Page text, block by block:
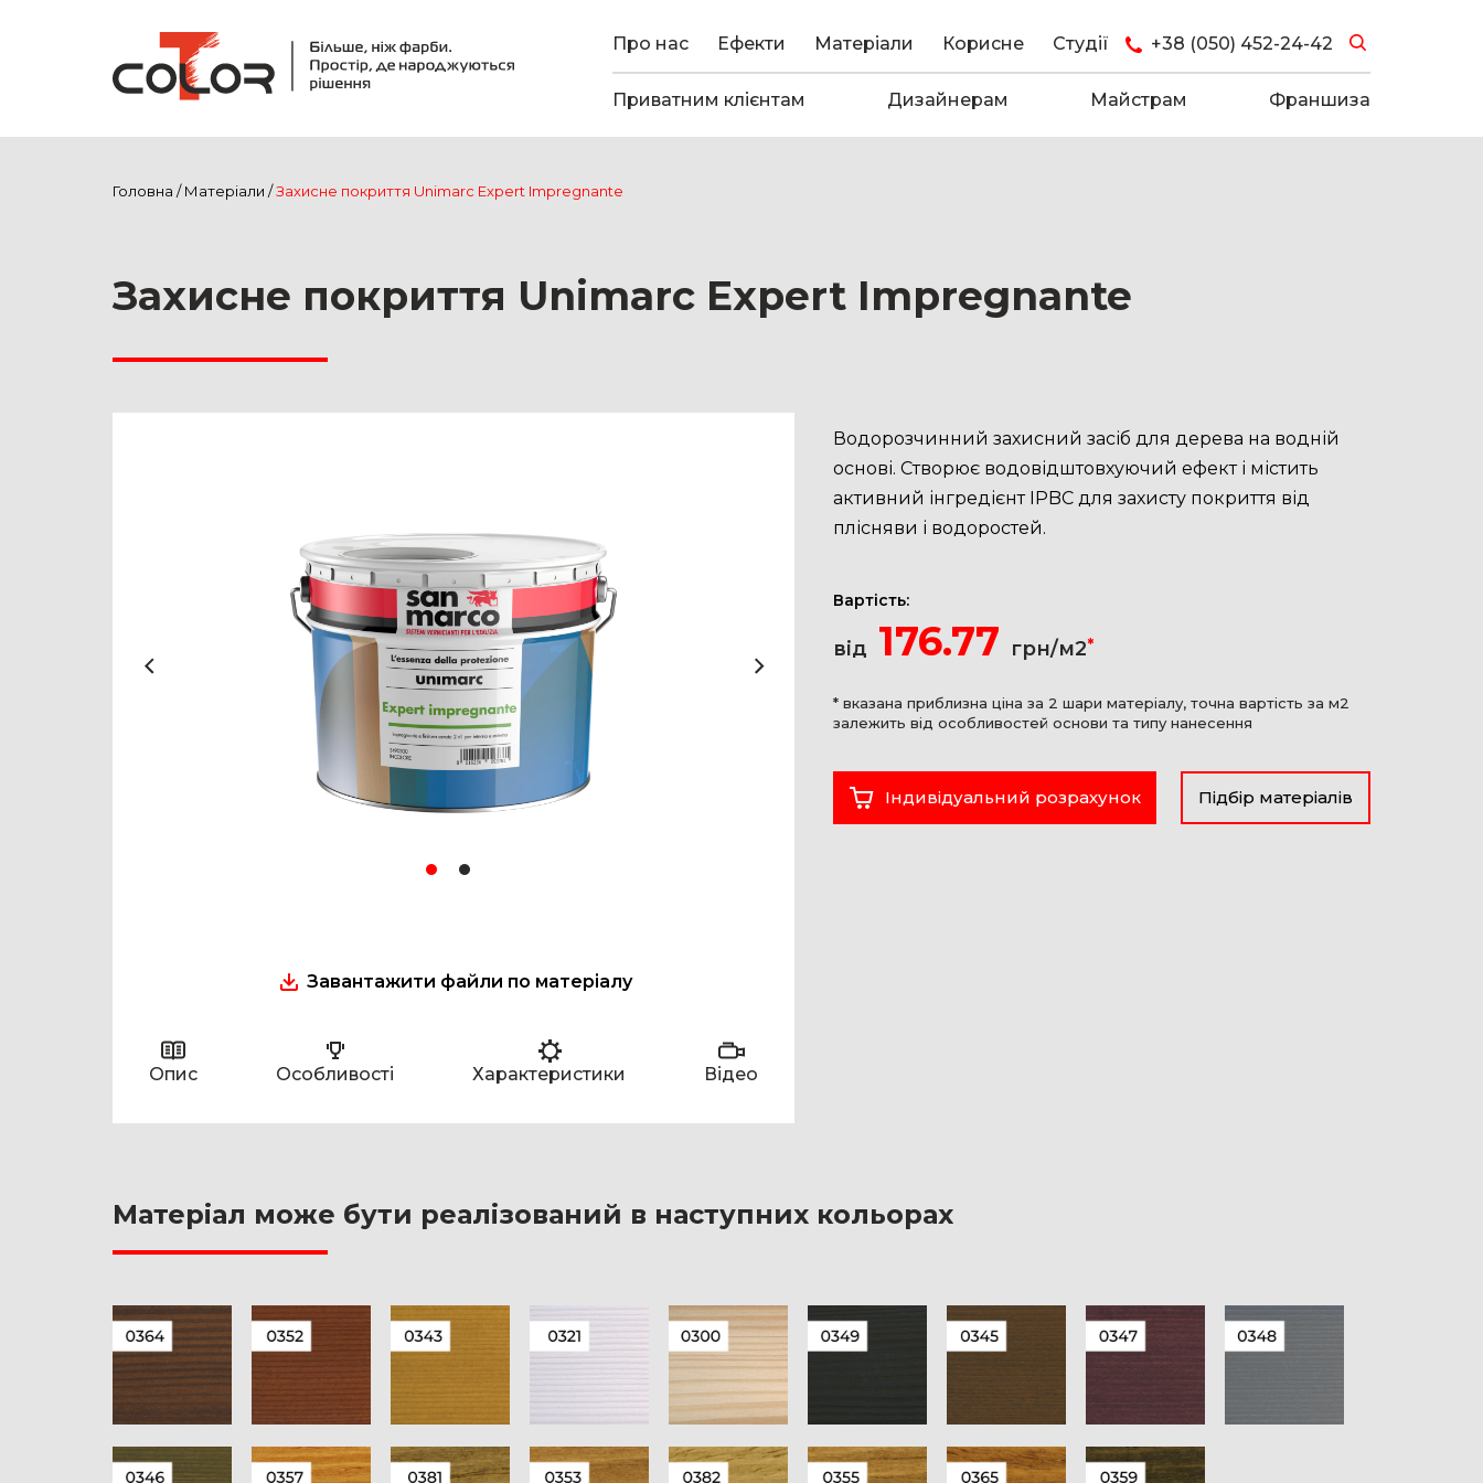
Про нас Ефекти Матеріали Корисне Студії +38 (050) 452-24-42
Приватним клієнтам Дизайнерам Майстрам Франшиза
Головна /Матеріали /Захисне покриття Unimarc Expert Impregnante
Захисне покриття Unimarc Expert Impregnante
Завантажити файли по матеріалу
Опис Особливості Характеристики Відео
Водорозчинний захисний засіб для дерева на водній
основі. Створює водовідштовхуючий ефект і містить
активний інгредієнт IPBC для захисту покриття від
плісняви і водоростей.
Вартість:
від 176.77 грн/м2*
* вказана приблизна ціна за 2 шари матеріалу, точна вартість за м2
залежить від особливостей основи та типу нанесення
Індивідуальний розрахунок Підбір матеріалів
Матеріал може бути реалізований в наступних кольорах